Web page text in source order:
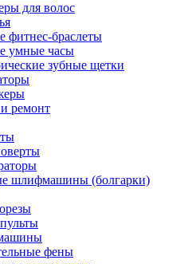
для волос
фитнес-браслеты
умные часы
зубные щетки
ремонт
шлифмашины (болгарки)
фены